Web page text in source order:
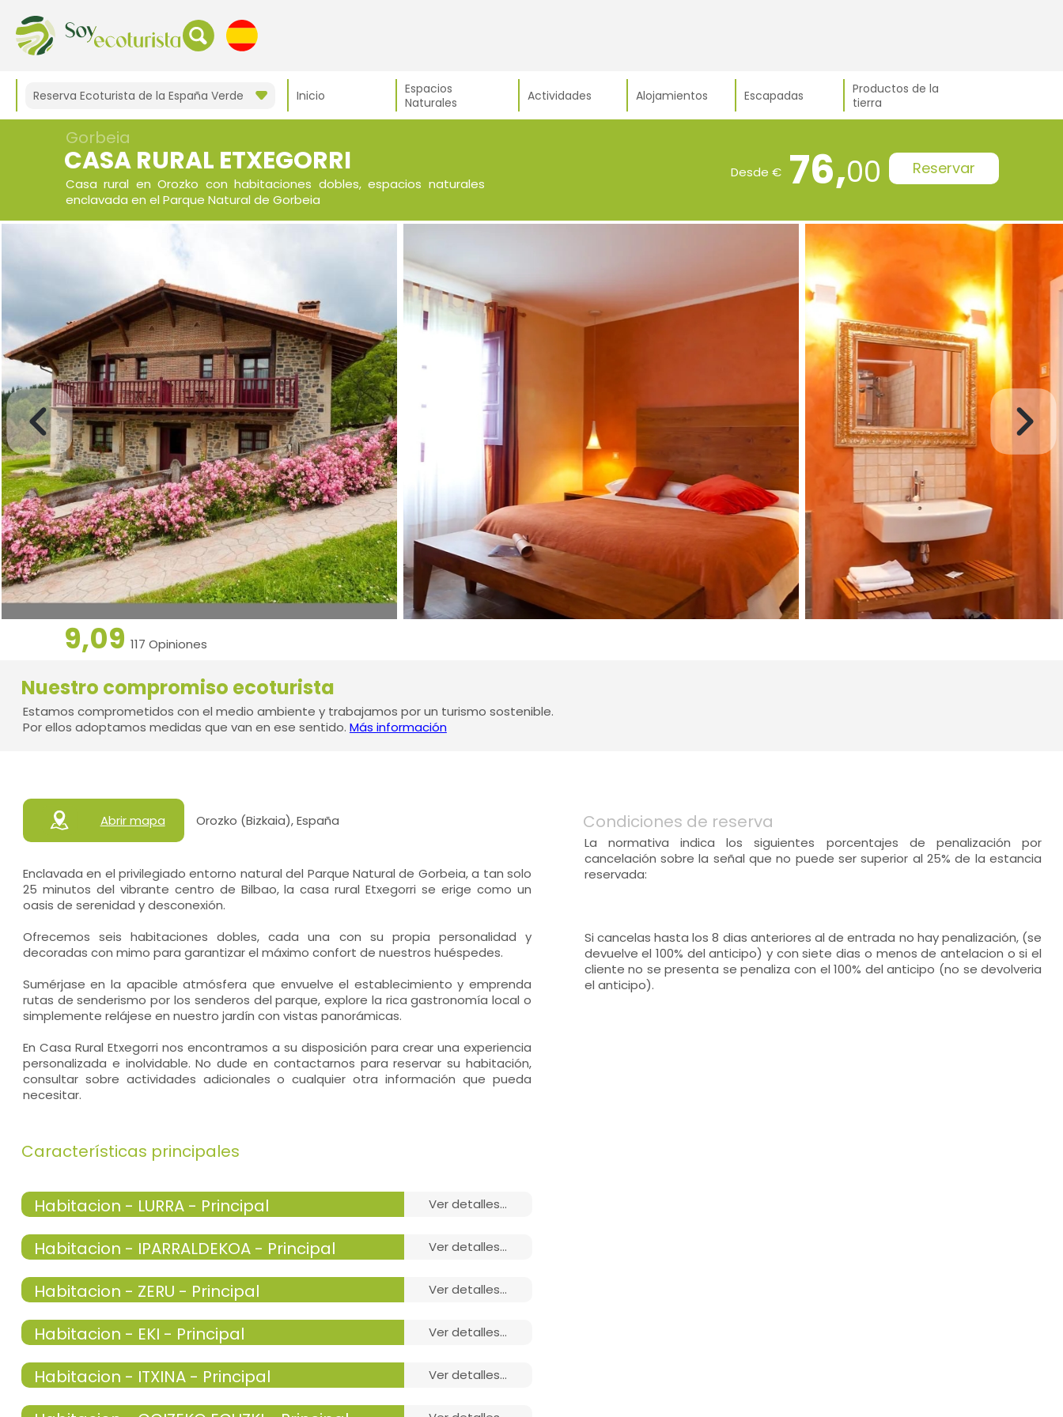
Reserva Ecoturista de la España Verde Inicio
Espacios
Naturales
Actividades Alojamientos Escapadas
Productos de la
tierra
Gorbeia
CASA RURAL ETXEGORRI
Casa rural en Orozko con habitaciones dobles, espacios naturales
enclavada en el Parque Natural de Gorbeia
Desde € 76,00 Reservar
9,09 117 Opiniones
Nuestro compromiso ecoturista
Estamos comprometidos con el medio ambiente y trabajamos por un turismo sostenible.
Por ellos adoptamos medidas que van en ese sentido. Más información
Abrir mapa Orozko (Bizkaia), España
Enclavada en el privilegiado entorno natural del Parque Natural de Gorbeia, a tan solo
25 minutos del vibrante centro de Bilbao, la casa rural Etxegorri se erige como un
oasis de serenidad y desconexión.
Ofrecemos seis habitaciones dobles, cada una con su propia personalidad y
decoradas con mimo para garantizar el máximo confort de nuestros huéspedes.
Sumérjase en la apacible atmósfera que envuelve el establecimiento y emprenda
rutas de senderismo por los senderos del parque, explore la rica gastronomía local o
simplemente relájese en nuestro jardín con vistas panorámicas.
En Casa Rural Etxegorri nos encontramos a su disposición para crear una experiencia
personalizada e inolvidable. No dude en contactarnos para reservar su habitación,
consultar sobre actividades adicionales o cualquier otra información que pueda
necesitar.
Características principales
Habitacion - LURRA - Principal ver detalles...
habitación doble
TV,
Calefacción,
bonitas vistas,
- habitación con cuarto de baño. Incluye:
Habitacion - IPARRALDEKOA - Principal ver detalles...
habitación doble
- cama de matrimonio (150x190 cm.)
Habitacion - ZERU - Principal ver detalles...
habitación doble
- cama de matrimonio (150x190 cm.)
Habitacion - EKI - Principal ver detalles...
habitación doble
Habitacion - ITXINA - Principal ver detalles...
Condiciones de reserva
La normativa indica los siguientes porcentajes de penalización por
cancelación sobre la señal que no puede ser superior al 25% de la estancia
reservada:
Si cancelas hasta los 8 dias anteriores al de entrada no hay penalización, (se
devuelve el 100% del anticipo) y con siete dias o menos de antelacion o si el
cliente no se presenta se penaliza con el 100% del anticipo (no se devolveria
el anticipo).